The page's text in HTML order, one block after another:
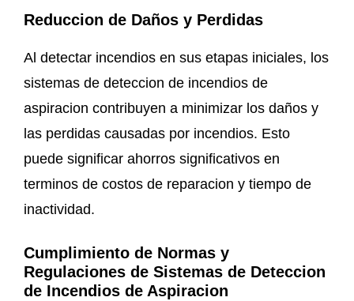
Reduccion de Daños y Perdidas
Al detectar incendios en sus etapas iniciales, los
sistemas de deteccion de incendios de
aspiracion contribuyen a minimizar los daños y
las perdidas causadas por incendios. Esto
puede significar ahorros significativos en
terminos de costos de reparacion y tiempo de
inactividad.
Cumplimiento de Normas y
Regulaciones de Sistemas de Deteccion
de Incendios de Aspiracion